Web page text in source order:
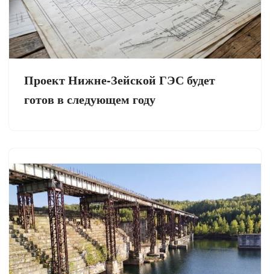
Проект Нижне-Зейской ГЭС будет
готов в следующем году